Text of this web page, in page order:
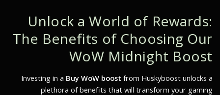
Unlock a World of Rewards:
The Benefits of Choosing Our
WoW Midnight Boost
Investing in a Buy WoW boost from Huskyboost unlocks a
plethora of benefits that will transform your gaming